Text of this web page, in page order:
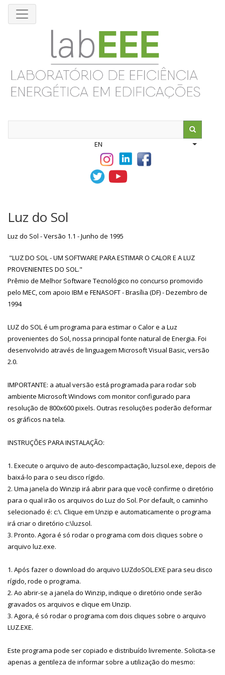
Skip
EN
List
Luz do Sol
Luz do Sol - Versão 1.1 - Junho de 1995
"LUZ DO SOL - UM SOFTWARE PARA ESTIMAR O CALOR E A LUZ
PROVENIENTES DO SOL."
Prêmio de Melhor Software Tecnológico no concurso promovido
pelo MEC, com apoio IBM e FENASOFT - Brasília (DF) - Dezembro de
1994
LUZ do SOL é um programa para estimar o Calor e a Luz
provenientes do Sol, nossa principal fonte natural de Energia. Foi
desenvolvido através de linguagem Microsoft Visual Basic, versão
2.0.
IMPORTANTE: a atual versão está programada para rodar sob
ambiente Microsoft Windows com monitor configurado para
resolução de 800x600 pixels. Outras resoluções poderão deformar
os gráficos na tela.
INSTRUÇÕES PARA INSTALAÇÃO:
1. Execute o arquivo de auto-descompactação, luzsol.exe, depois de
baixá-lo para o seu disco rígido.
2. Uma janela do Winzip irá abrir para que você confirme o diretório
para o qual irão os arquivos do Luz do Sol. Por default, o caminho
selecionado é: c:\. Clique em Unzip e automaticamente o programa
irá criar o diretório c:\luzsol.
3. Pronto. Agora é só rodar o programa com dois cliques sobre o
arquivo luz.exe.
1. Após fazer o download do arquivo LUZdoSOL.EXE para seu disco
rígido, rode o programa.
2. Ao abrir-se a janela do Winzip, indique o diretório onde serão
gravados os arquivos e clique em Unzip.
3. Agora, é só rodar o programa com dois cliques sobre o arquivo
LUZ.EXE.
Este programa pode ser copiado e distribuído livremente. Solicita-se
apenas a gentileza de informar sobre a utilização do mesmo: